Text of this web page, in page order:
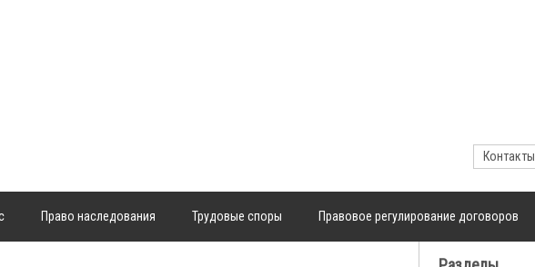
Контакты
Право наследования Трудовые споры Правовое регулирование договоров